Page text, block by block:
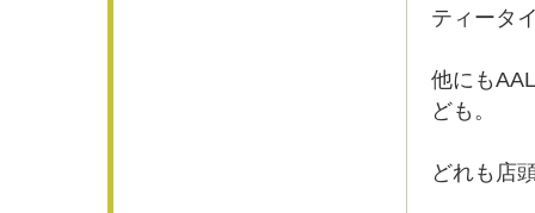
ティータ
他にも
ども。
どれも店